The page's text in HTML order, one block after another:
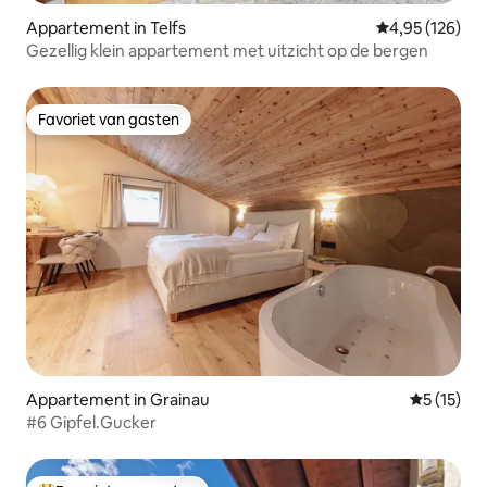
Appartement in Telfs Gemiddelde
4,95 (126)
Gezellig klein appartement met uitzicht op de bergen
Favoriet van gasten
Favoriet van gasten
Appartement in Grainau
5 (15)
#6 Gipfel.Gucker